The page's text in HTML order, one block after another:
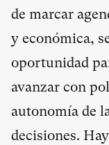
de marcar
y económica,
oportunidad
avanzar con
autonomía de
decisiones.